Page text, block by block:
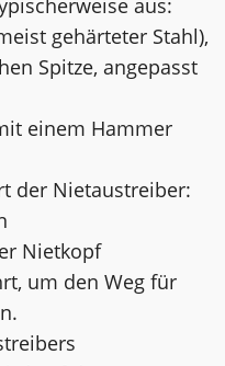
aus:
gehärteter Stahl),
Spitze, angepasst
einem Hammer
der Nietaustreiber:
Nietkopf
um den Weg für